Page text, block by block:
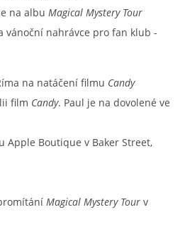
na albu Magical Mystery Tour
nahrávce pro fan klub -
na natáčení filmu Candy
film Candy. Paul je na dovolené ve
Boutique v Baker Street,
Magical Mystery Tour v